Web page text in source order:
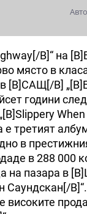
B]“ на
място в
[B]САЩ[/B]
години
When
е третият
в
в 288 000
на пазара в
Саундскан[/
високите